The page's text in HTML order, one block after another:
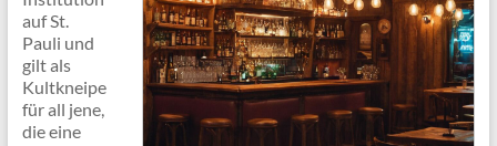
auf St.
Pauli und
gilt als
Kultkneipe
für all jene,
die eine